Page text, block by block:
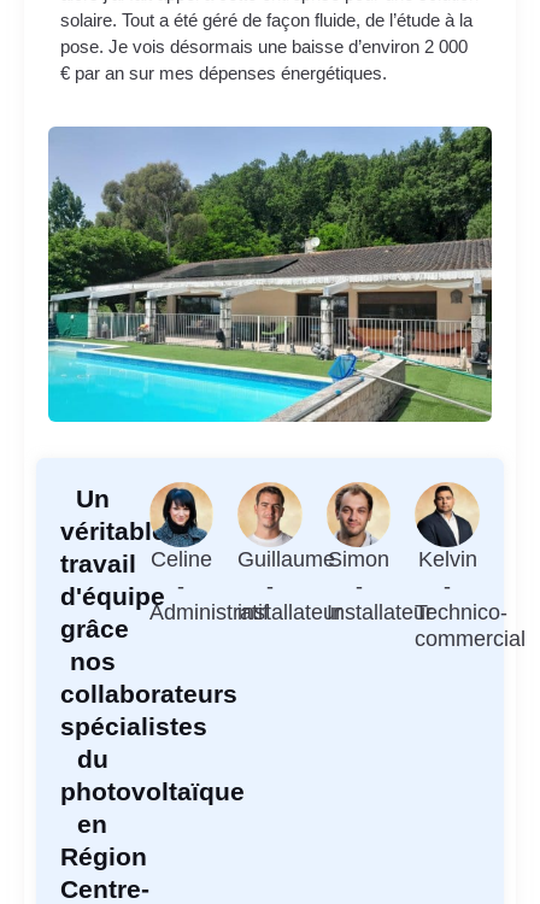
solaire. Tout a été géré de façon fluide, de l’étude à la
pose. Je vois désormais une baisse d’environ 2 000
€ par an sur mes dépenses énergétiques.
Un
véritable
travail
d'équipe
grâce
nos
collaborateurs
spécialistes
du
photovoltaïque
en
Région
Centre-
Celine
-
Administratif
Guillaume
-
installateur
Simon
-
Installateur
Kelvin
-
Technico-
commercial